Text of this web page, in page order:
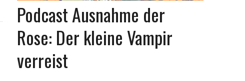
Podcast Ausnahme der
Rose: Der kleine Vampir
verreist